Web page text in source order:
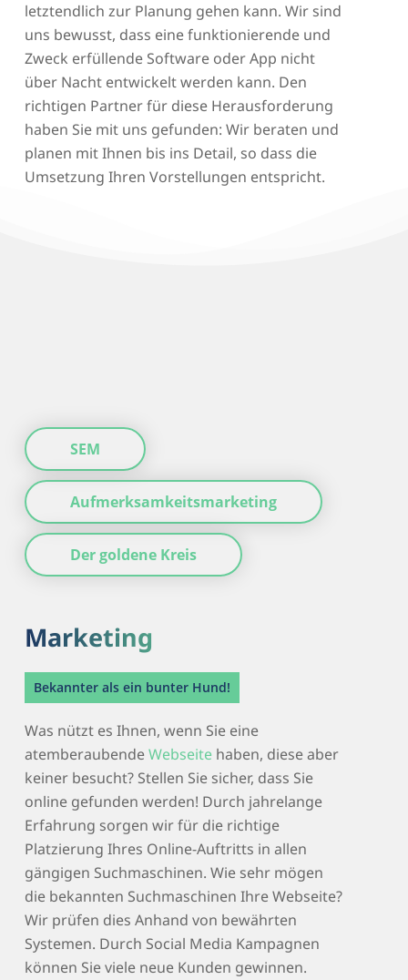
letztendlich zur Planung gehen kann. Wir sind
uns bewusst, dass eine funktionierende und
Zweck erfüllende Software oder App nicht
über Nacht entwickelt werden kann. Den
richtigen Partner für diese Herausforderung
haben Sie mit uns gefunden: Wir beraten und
planen mit Ihnen bis ins Detail, so dass die
Umsetzung Ihren Vorstellungen entspricht.
SEM
Aufmerksamkeitsmarketing
Der goldene Kreis
Marketing
Bekannter als ein bunter Hund!
Was nützt es Ihnen, wenn Sie eine
atemberaubendeWebseitehaben, diese aber
keiner besucht? Stellen Sie sicher, dass Sie
online gefunden werden! Durch jahrelange
Erfahrung sorgen wir für die richtige
Platzierung Ihres Online-Auftritts in allen
gängigen Suchmaschinen. Wie sehr mögen
die bekannten Suchmaschinen Ihre Webseite?
Wir prüfen dies Anhand von bewährten
Systemen. Durch Social Media Kampagnen
können Sie viele neue Kunden gewinnen.